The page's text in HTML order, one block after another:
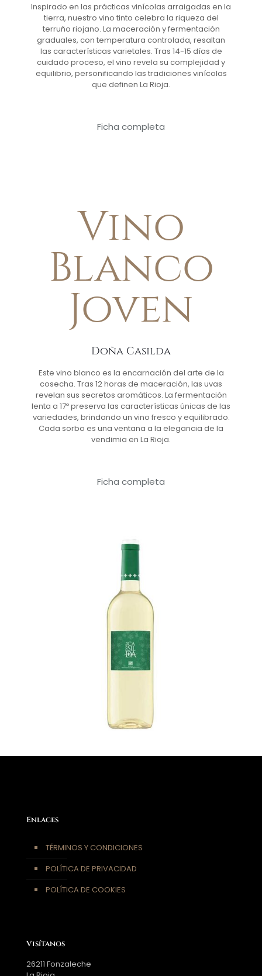
Inspirado en las prácticas vinícolas arraigadas en la
tierra, nuestro vino tinto celebra la riqueza del
terruño riojano. La maceración y fermentación
graduales, con temperatura controlada, resaltan
las características varietales. Tras 14-15 días de
cuidado proceso, el vino revela su complejidad y
equilibrio, personificando las tradiciones vinícolas
que definen La Rioja.
Ficha completa
Vino
Blanco
Joven
Doña Casilda
Este vino blanco es la encarnación del arte de la
cosecha. Tras 12 horas de maceración, las uvas
revelan sus secretos aromáticos. La fermentación
lenta a 17º preserva las características únicas de las
variedades, brindando un vino fresco y equilibrado.
Cada sorbo es una ventana a la elegancia de la
vendimia en La Rioja.
Ficha completa
Enlaces
TÉRMINOS Y CONDICIONES
POLÍTICA DE PRIVACIDAD
POLÍTICA DE COOKIES
Visítanos
26211 Fonzaleche